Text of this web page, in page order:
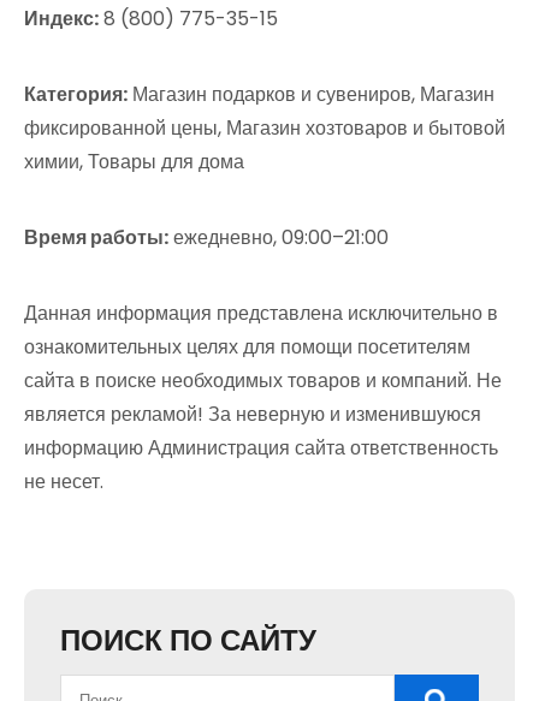
Индекс:8 (800) 775-35-15
Категория: Магазин подарков и сувениров, Магазин
фиксированной цены, Магазин хозтоваров и бытовой
химии, Товары для дома
Время работы:ежедневно, 09:00–21:00
Данная информация представлена исключительно в
ознакомительных целях для помощи посетителям
сайта в поиске необходимых товаров и компаний. Не
является рекламой! За неверную и изменившуюся
информацию Администрация сайта ответственность
не несет.
ПОИСК ПО САЙТУ